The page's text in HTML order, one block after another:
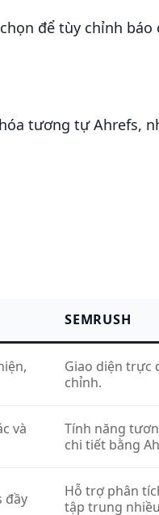
để tùy chỉnh báo
tương tự Ahrefs,
SEMRUSH
Giao diện trực
chỉnh.
và
Tính năng
chi tiết bằng
đầy
Hỗ trợ phân
tập trung